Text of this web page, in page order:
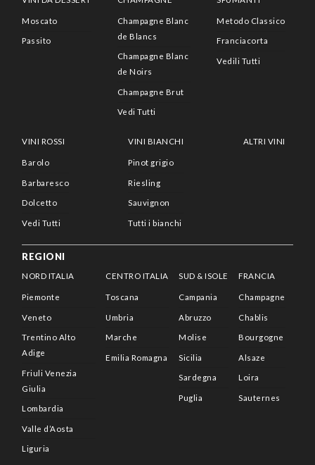
Moscato
Passito
Champagne Blanc
de Blancs
Champagne Blanc
de Noirs
Champagne Brut
Vedi Tutti
Metodo Classico
Franciacorta
Vedili Tutti
VINI ROSSI
Barolo
Barbaresco
Dolcetto
Vedi Tutti
VINI BIANCHI
Pinot grigio
Riesling
Sauvignon
Tutti i bianchi
ALTRI VINI
REGIONI
NORD ITALIA
Piemonte
Veneto
Trentino Alto
Adige
Friuli Venezia
Giulia
Lombardia
Valle d’Aosta
Liguria
CENTRO ITALIA
Toscana
Umbria
Marche
Emilia Romagna
SUD & ISOLE
Campania
Abruzzo
Molise
Sicilia
Sardegna
Puglia
FRANCIA
Champagne
Chablis
Bourgogne
Alsaze
Loira
Sauternes